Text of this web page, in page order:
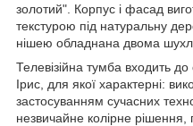
золотий". Корпус і фасад
текстурою під натуральну
нішею обладнана двома
Телевізійна тумба входить
Ірис, для якої характерні:
застосуванням сучасних
незвичайне колірне рішення,